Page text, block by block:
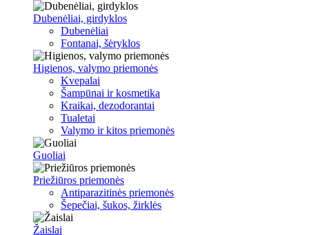
Dubenėliai, girdyklos
Dubenėliai
Fontanai, šėryklos
Higienos, valymo priemonės
Kvepalai
Šampūnai ir kosmetika
Kraikai, dezodorantai
Tualetai
Valymo ir kitos priemonės
Guoliai
Priežiūros priemonės
Antiparazitinės priemonės
Šepečiai, šukos, žirklės
Žaislai